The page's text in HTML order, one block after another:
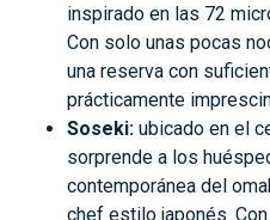
inspirado en las 72
Con solo unas pocas
una reserva con
prácticamente
Soseki: ubicado en el
sorprende a los
contemporánea del
chef estilo japonés.